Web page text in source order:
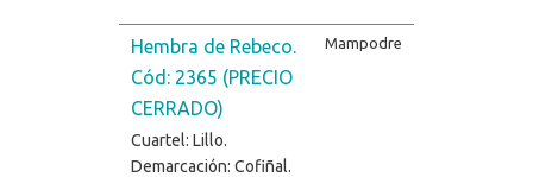
Hembra de Rebeco.
Cód: 2365 (PRECIO
CERRADO)
Cuartel: Lillo.
Demarcación: Cofiñal.
Mampodre